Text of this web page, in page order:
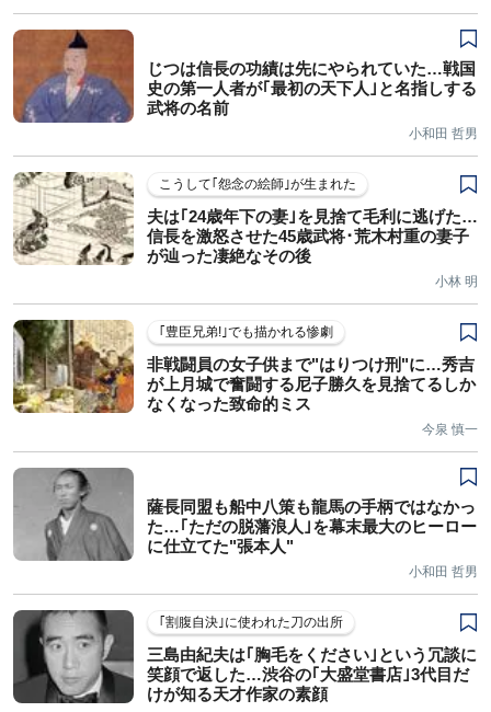
じつは信長の功績は先にやられていた…戦国
史の第一人者が｢最初の天下人｣と名指しする
武将の名前
小和田 哲男
こうして｢怨念の絵師｣が生まれた
夫は｢24歳年下の妻｣を見捨て毛利に逃げた…
信長を激怒させた45歳武将･荒木村重の妻子
が辿った凄絶なその後
小林 明
｢豊臣兄弟!｣でも描かれる惨劇
非戦闘員の女子供まで"はりつけ刑"に…秀吉
が上月城で奮闘する尼子勝久を見捨てるしか
なくなった致命的ミス
今泉 慎一
薩長同盟も船中八策も龍馬の手柄ではなかっ
た…｢ただの脱藩浪人｣を幕末最大のヒーロー
に仕立てた"張本人"
小和田 哲男
｢割腹自決｣に使われた刀の出所
三島由紀夫は｢胸毛をください｣という冗談に
笑顔で返した…渋谷の｢大盛堂書店｣3代目だ
けが知る天才作家の素顔